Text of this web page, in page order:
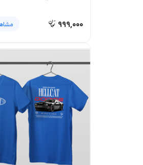
۹۹۹,۰۰۰